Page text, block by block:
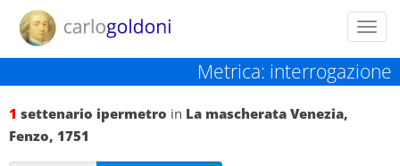
Metrica: interrogazione
1 settenario ipermetro in La mascherata Venezia,
Fenzo, 1751